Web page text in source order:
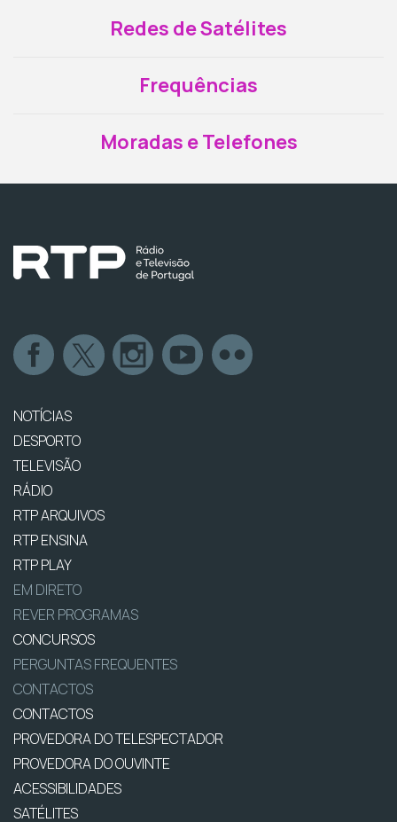
Redes de Satélites
Frequências
Moradas e Telefones
NOTÍCIAS
DESPORTO
TELEVISÃO
RÁDIO
RTP ARQUIVOS
RTP ENSINA
RTP PLAY
EM DIRETO
REVER PROGRAMAS
CONCURSOS
PERGUNTAS FREQUENTES
CONTACTOS
CONTACTOS
PROVEDORA DO TELESPECTADOR
PROVEDORA DO OUVINTE
ACESSIBILIDADES
SATÉLITES